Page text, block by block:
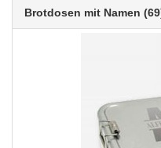
Brotdosen mit Namen